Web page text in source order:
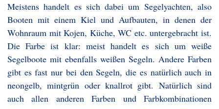
Meistens handelt es sich dabei um Segelyachten, also
Booten mit einem Kiel und Aufbauten, in denen der
Wohnraum mit Kojen, Küche, WC etc. untergebracht ist.
Die Farbe ist klar: meist handelt es sich um weiße
Segelboote mit ebenfalls weißen Segeln. Andere Farben
gibt es fast nur bei den Segeln, die es natürlich auch in
neongelb, mintgrün oder knallrot gibt. Natürlich sind
auch allen anderen Farben und Farbkombinationen